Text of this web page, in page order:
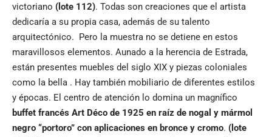
victoriano (lote 112). Todas son creaciones que el artista
dedicaría a su propia casa, además de su talento
arquitectónico. Pero la muestra no se detiene en estos
maravillosos elementos. Aunado a la herencia de Estrada,
están presentes muebles del siglo XIX y piezas coloniales
como la bella . Hay también mobiliario de diferentes estilos
y épocas. El centro de atención lo domina un magnífico
buffet francés Art Déco de 1925 en raíz de nogal y mármol
negro “portoro” con aplicaciones en bronce y cromo. (lote